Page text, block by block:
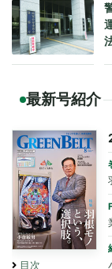
最新号紹介
目次